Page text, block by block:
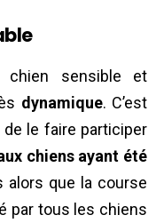
chien sensible et
dynamique. C’est
le faire participer
chiens ayant été
alors que la course
par tous les chiens